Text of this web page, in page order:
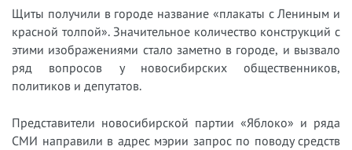
Щиты получили в городе название «плакаты с Лениным и
красной толпой». Значительное количество конструкций с
этими изображениями стало заметно в городе, и вызвало
ряд вопросов у новосибирских общественников,
политиков и депутатов.
Представители новосибирской партии «Яблоко» и ряда
СМИ направили в адрес мэрии запрос по поводу средств